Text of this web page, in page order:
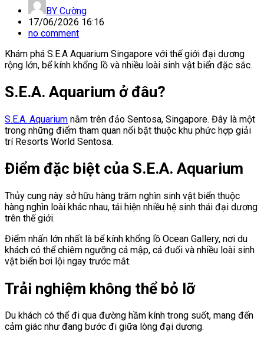
BY Cường
17/06/2026 16:16
no comment
Khám phá S.E.A Aquarium Singapore với thế giới đại dương
rộng lớn, bể kính khổng lồ và nhiều loài sinh vật biển đặc sắc.
S.E.A. Aquarium ở đâu?
S.E.A. Aquarium nằm trên đảo Sentosa, Singapore. Đây là một
trong những điểm tham quan nổi bật thuộc khu phức hợp giải
trí Resorts World Sentosa.
Điểm đặc biệt của S.E.A. Aquarium
Thủy cung này sở hữu hàng trăm nghìn sinh vật biển thuộc
hàng nghìn loài khác nhau, tái hiện nhiều hệ sinh thái đại dương
trên thế giới.
Điểm nhấn lớn nhất là bể kính khổng lồ Ocean Gallery, nơi du
khách có thể chiêm ngưỡng cá mập, cá đuối và nhiều loài sinh
vật biển bơi lội ngay trước mắt.
Trải nghiệm không thể bỏ lỡ
Du khách có thể đi qua đường hầm kính trong suốt, mang đến
cảm giác như đang bước đi giữa lòng đại dương.